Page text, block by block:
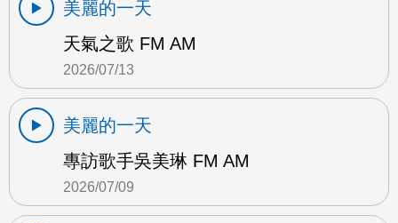
美麗的一天
天氣之歌 FM AM
2026/07/13
美麗的一天
專訪歌手吳美琳 FM AM
2026/07/09